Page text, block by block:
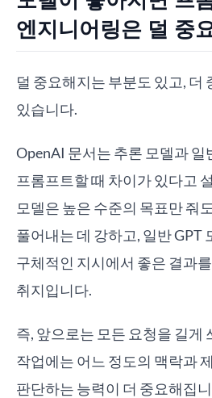
엔지니어링은 덜 중
덜 중요해지는 부분도 있고, 더
있습니다.
OpenAI 문서는 추론 모델과 일
프롬프트할 때 차이가 있다고
모델은 높은 수준의 목표만 줘
풀어내는 데 강하고, 일반 GPT
구체적인 지시에서 좋은 결과
취지입니다.
즉, 앞으로는 모든 요청을 길게
작업에는 어느 정도의 맥락과
판단하는 능력이 더 중요해집